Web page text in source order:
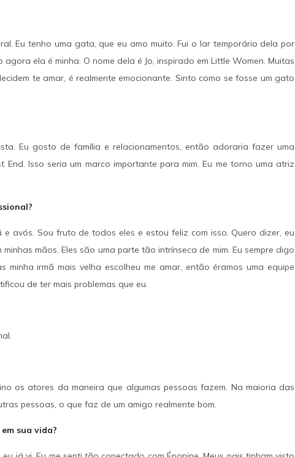
Eu tenho uma gata, que eu amo muito. Fui o lar temporário dela por
ela é minha. O nome dela é Jo, inspirado em Little Women. Muitas
te amar, é realmente emocionante. Sinto como se fosse um gato
Eu gosto de família e relacionamentos, então adoraria fazer uma
Isso seria um marco importante para mim. Eu me torno uma atriz
e avós. Sou fruto de todos eles e estou feliz com isso. Quero dizer, eu
mãos. Eles são uma parte tão intrínseca de mim. Eu sempre digo
irmã mais velha escolheu me amar, então éramos uma equipe
de ter mais problemas que eu.
os atores da maneira que algumas pessoas fazem. Na maioria das
pessoas, o que faz de um amigo realmente bom.
sua vida?